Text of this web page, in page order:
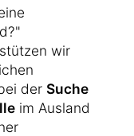
wir
der Suche
im Ausland